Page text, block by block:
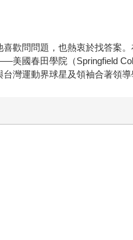
歡問問題，也熱衷於找答案
國春田學院（Springfield
灣運動界球星及領袖合著領